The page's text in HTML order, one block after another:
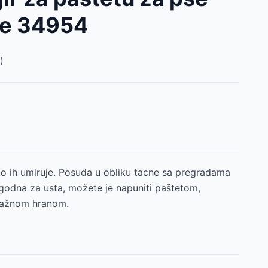
34954
ih umiruje. Posuda u obliku tacne sa pregradama
za usta, možete je napuniti paštetom,
hranom.